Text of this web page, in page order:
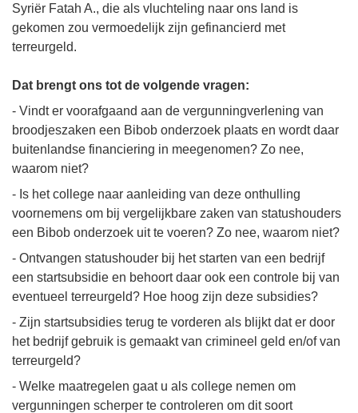
Syriër Fatah A., die als vluchteling naar ons land is
gekomen zou vermoedelijk zijn gefinancierd met
terreurgeld.
Dat brengt ons tot de volgende vragen:
- Vindt er voorafgaand aan de vergunningverlening van
broodjeszaken een Bibob onderzoek plaats en wordt daar
buitenlandse financiering in meegenomen? Zo nee,
waarom niet?
- Is het college naar aanleiding van deze onthulling
voornemens om bij vergelijkbare zaken van statushouders
een Bibob onderzoek uit te voeren? Zo nee, waarom niet?
- Ontvangen statushouder bij het starten van een bedrijf
een startsubsidie en behoort daar ook een controle bij van
eventueel terreurgeld? Hoe hoog zijn deze subsidies?
- Zijn startsubsidies terug te vorderen als blijkt dat er door
het bedrijf gebruik is gemaakt van crimineel geld en/of van
terreurgeld?
- Welke maatregelen gaat u als college nemen om
vergunningen scherper te controleren om dit soort